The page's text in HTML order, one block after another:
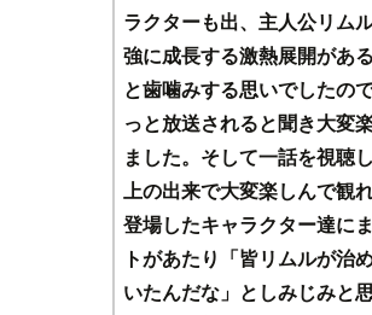
ラクターも出、主人公リム
強に成長する激熱展開があ
と歯噛みする思いでしたの
っと放送されると聞き大変
ました。そして一話を視聴
上の出来で大変楽しんで観
登場したキャラクター達に
トがあたり「皆リムルが治
いたんだな」としみじみと